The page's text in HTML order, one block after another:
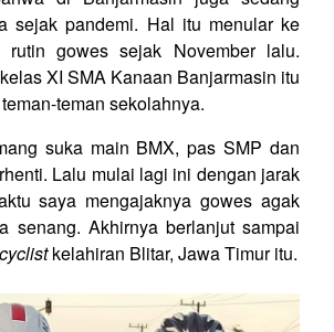
sejak pandemi. Hal itu menular ke
gowes sejak November lalu.
XI SMA Kanaan Banjarmasin itu
teman sekolahnya.
suka main BMX, pas SMP dan
Lalu mulai lagi ini dengan jarak
saya mengajaknya gowes agak
senang. Akhirnya berlanjut sampai
cyclistkelahiran Blitar, Jawa Timur itu.